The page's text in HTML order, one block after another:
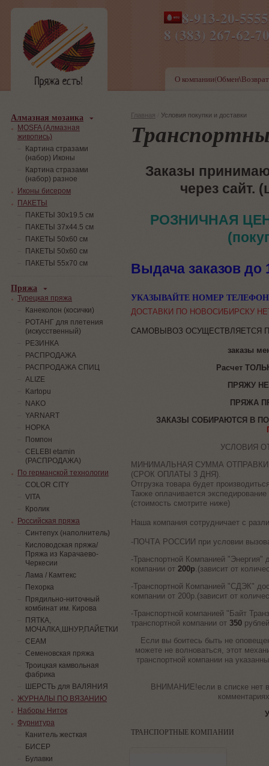
8-913-20-
8 (383) 267-
ПН-ПТ 8-17,СБ-ВС 9-
О
Главная Условия покупки и доставки
Заказы
через сайт.
РОЗНИЧНАЯ
Выдача заказов до
УКАЗЫВАЙТЕ НОМЕР
ДОСТАВКИ ПО НОВОСИБИРСКУ
САМОВЫВОЗ ОСУЩЕСТВЛЯЕТСЯ
заказы
Расчет
ПРЯЖУ
ПРЯЖА
ЗАКАЗЫ СОБИРАЮТСЯ В
УСЛОВИЯ
МИНИМАЛЬНАЯ СУММА ОТПРАВКИ
(СРОК ОПЛАТЫ 3 ДНЯ).
Отгрузка товара будет
Также оплачивается
(стоимость смотрите ниже)
Наша компания сотрудничает с
-ПОЧТА РОССИИ при условии
-Транспортной Компанией "Энергия"
компании от 200р .(зависит от
-Транспортной Компанией "СДЭК"
компании от 200р.(зависит от
-Транспортной компанией "Байт
транспортной компании от 350
Если вы боитесь быть не
можете не волноваться, этот
транспортной компании на
ВНИМАНИЕ!если в списке нет
ТРАНСПОРТНЫЕ КОМПАНИИ
Алмазная мозаика
MOSFA (Алмазная
живопись)
Картина стразами
(набор) Иконы
Картина стразами
(набор) разное
Иконы бисером
ПАКЕТЫ
ПАКЕТЫ 30х19.5 см
ПАКЕТЫ 37х44.5 см
ПАКЕТЫ 50х60 см
ПАКЕТЫ 50х60 см
ПАКЕТЫ 55х70 см
Пряжа
Турецкая пряжа
Канеколон (косички)
РОТАНГ для плетения
(искусственный)
PЕЗИНКА
РАСПРОДАЖА
РАСПРОДАЖА СПИЦ
ALIZE
Kartopu
NAKO
YARNART
НОРКА
Помпон
СELEBI etamin
(РАСПРОДАЖА)
По германской технологии
COLOR CITY
VITA
Кролик
Российская пряжа
Синтепух (наполнитель)
Кисловодская пряжа/
Пряжа из Карачаево-
Черкесии
Лама / Камтекс
Пехорка
Прядильно-ниточный
комбинат им. Кирова
ПЯТКА,
МОЧАЛКА,ШНУР,ПАЙЕТКИ
СЕАМ
Семеновская пряжа
Троицкая камвольная
фабрика
ШЕРСТЬ для ВАЛЯНИЯ
ЖУРНАЛЫ ПО ВЯЗАНИЮ
Наборы Ниток
Фурнитура
Канитель жесткая
БИСЕР
Булавки